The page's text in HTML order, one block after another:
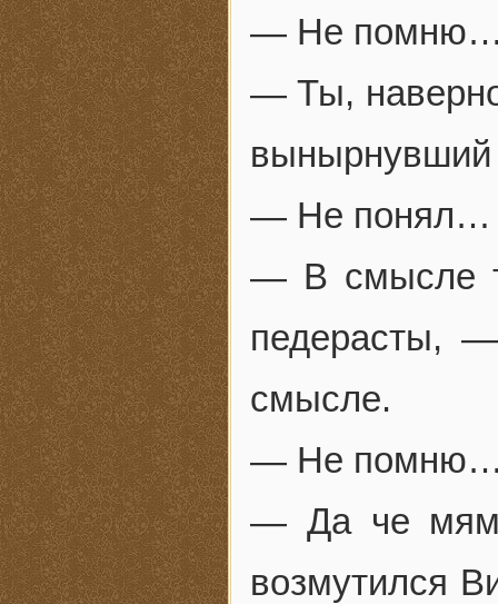
— Не
— Ты,
— Не понял…
— В смысле
педерасты,
смысле.
— Не
— Да че
возмутился